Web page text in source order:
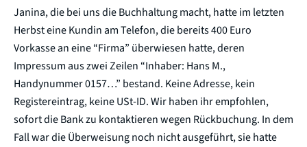
Janina, die bei uns die Buchhaltung macht, hatte im letzten
Herbst eine Kundin am Telefon, die bereits 400 Euro
Vorkasse an eine “Firma” überwiesen hatte, deren
Impressum aus zwei Zeilen “Inhaber: Hans M.,
Handynummer 0157…” bestand. Keine Adresse, kein
Registereintrag, keine USt-ID. Wir haben ihr empfohlen,
sofort die Bank zu kontaktieren wegen Rückbuchung. In dem
Fall war die Überweisung noch nicht ausgeführt, sie hatte